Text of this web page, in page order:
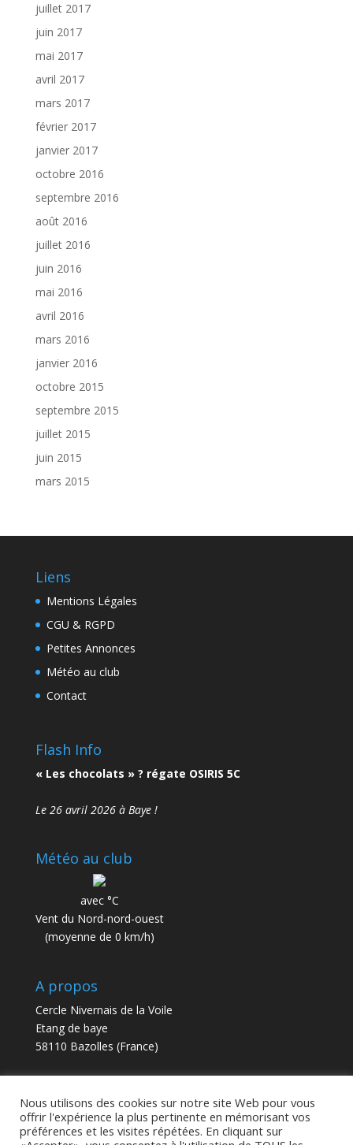
juillet 2017
juin 2017
mai 2017
avril 2017
mars 2017
février 2017
janvier 2017
octobre 2016
septembre 2016
août 2016
juillet 2016
juin 2016
mai 2016
avril 2016
mars 2016
janvier 2016
octobre 2015
septembre 2015
juillet 2015
juin 2015
mars 2015
Liens
Mentions Légales
CGU & RGPD
Petites Annonces
Météo au club
Contact
Flash Info
« Les chocolats » ? régate OSIRIS 5C
Le 26 avril 2026 à Baye !
Météo au club
avec °C
Vent du Nord-nord-ouest
(moyenne de 0 km/h)
A propos
Cercle Nivernais de la Voile
Etang de baye
58110 Bazolles (France)
Nous utilisons des cookies sur notre site Web pour vous
offrir l'expérience la plus pertinente en mémorisant vos
préférences et les visites répétées. En cliquant sur